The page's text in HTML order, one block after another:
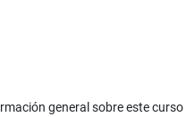
general sobre este